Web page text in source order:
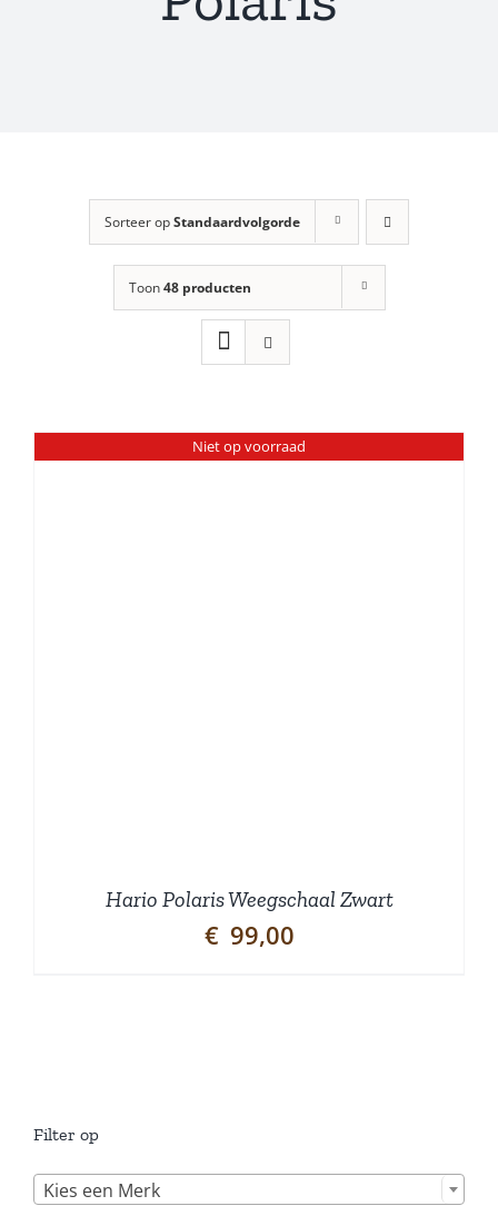
Sorteer opStandaardvolgorde
Toon48 producten
Niet op voorraad
Hario Polaris Weegschaal Zwart
€ 99,00
Filter op
Kies een Merk